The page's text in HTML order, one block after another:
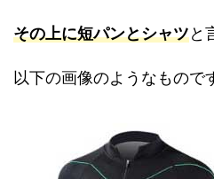
その上に短パンとシャツと
以下の画像のようなもので